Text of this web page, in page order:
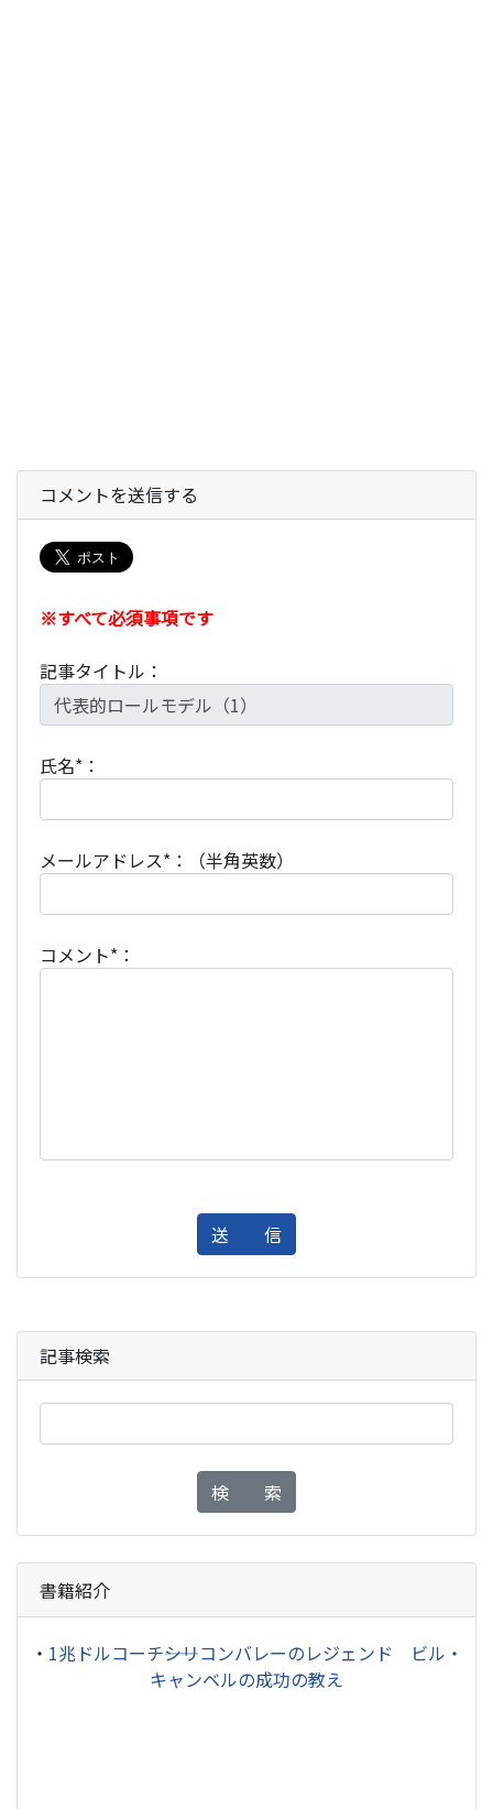
コメントを送信する
※すべて必須事項です
記事タイトル：
氏名*：
メールアドレス*：（半角英数）
コメント*：
送 信
記事検索
検 索
書籍紹介
・ 1兆ドルコーチ――シリコンバレーのレジェンド ビル・
キャンベルの成功の教え